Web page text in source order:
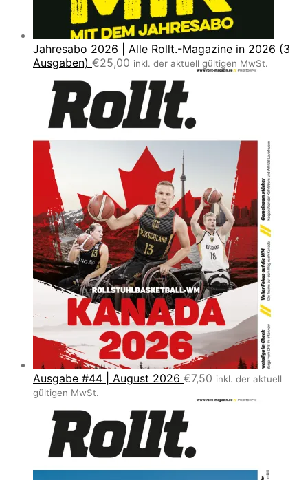
Jahresabo 2026 | Alle Rollt.-Magazine in 2026 (3
Ausgaben) €25,00 inkl. der aktuell gültigen MwSt.
Ausgabe #44 | August 2026 €7,50 inkl. der aktuell
gültigen MwSt.